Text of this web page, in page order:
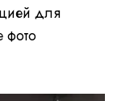
для
фото